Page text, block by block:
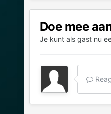
Doe mee
Je kunt als gast nu